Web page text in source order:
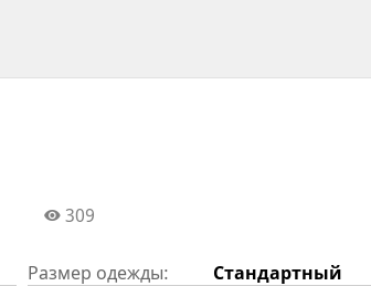
309
Размер одежды: Стандартный